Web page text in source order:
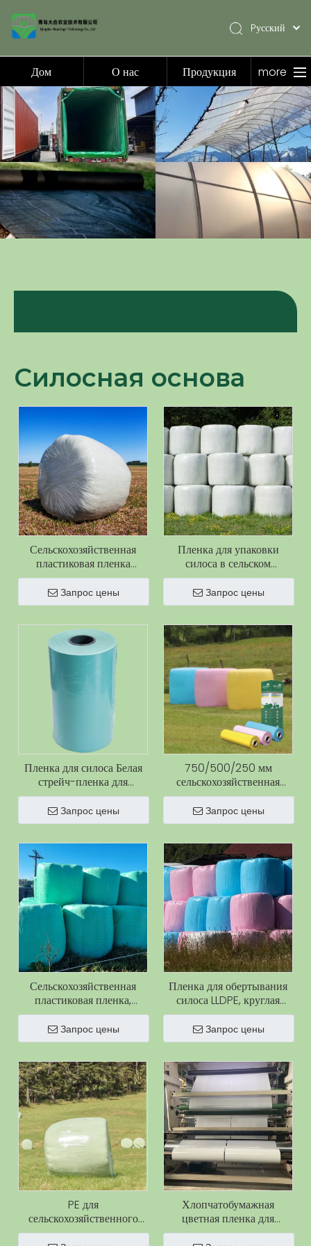
Дом
О нас
Продукция
Приложение
Видео
Новости
Pусский
简体中文
Español
Дом О нас Продукция more
Силосная основа
Сельскохозяйственная
пластиковая пленка
Зеленая пленка для силоса
для силоса в сельском
хозяйстве
Запрос цены
Пленка для упаковки
силоса в сельском
хозяйстве, пленка для
тюков 25 мк х 750 мм,
пластиковый силос для
Запрос цены
Пленка для силоса Белая
стрейч-пленка для
сельского хозяйства,
липкая пленка для силоса
с высококачественной
Запрос цены
750/500/250 мм
сельскохозяйственная
полиэтиленовая
пластиковая пленка для
силоса, стретч-пленка,
пленки для сена и силоса
Запрос цены
Сельскохозяйственная
пластиковая пленка,
зеленая пленка для силоса,
пленка для травяного
силоса, зеленая УФ-
тюков сена
Запрос цены
Пленка для обертывания
силоса LLDPE, круглая
рулонная стретч-пленка
для силоса, тюков травы,
оберточная пленка для
сельскохозяйственная
пленка для силоса
Запрос цены
PE для
сельскохозяйственного
использования. Защита от
Хлопчатобумажная
цветная пленка для
основы для силоса для